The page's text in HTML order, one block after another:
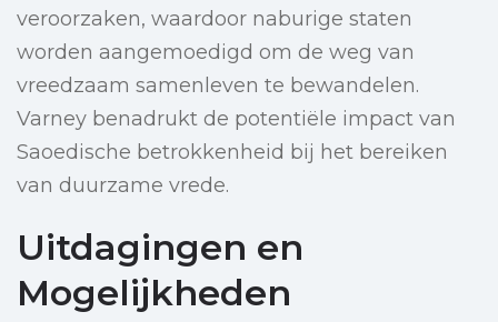
veroorzaken, waardoor naburige staten
worden aangemoedigd om de weg van
vreedzaam samenleven te bewandelen.
Varney benadrukt de potentiële impact van
Saoedische betrokkenheid bij het bereiken
van duurzame vrede.
Uitdagingen en
Mogelijkheden